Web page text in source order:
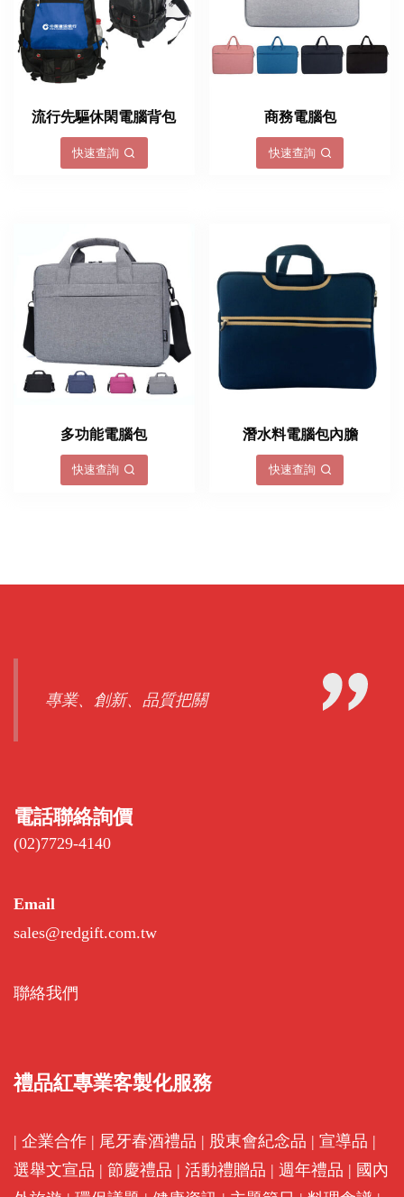
流行先驅休閑電腦背包
快速查詢
商務電腦包
快速查詢
多功能電腦包
快速查詢
潛水料電腦包內膽
快速查詢
專業、創新、品質把關
電話聯絡詢價
(02)7729-4140
Email
sales@redgift.com.tw
聯絡我們
禮品紅專業客製化服務
| 企業合作 | 尾牙春酒禮品 | 股東會紀念品 | 宣導品 |
選舉文宣品 | 節慶禮品 | 活動禮贈品 | 週年禮品 | 國內